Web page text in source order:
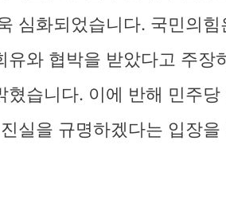
심화되었습니다. 국민의
유와 협박을 받았다고 주장
혔습니다. 이에 반해 민주
실을 규명하겠다는 입장